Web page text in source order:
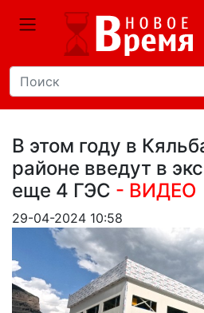
В этом году в
районе введут в
еще 4 ГЭС - ВИДЕО
29-04-2024 10:58